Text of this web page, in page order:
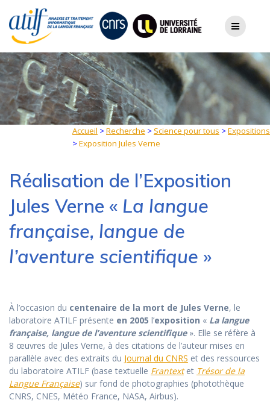
content
Accueil >Recherche >Science pour tous >Expositions
>Exposition Jules Verne
Réalisation de l’Exposition
Jules Verne « La langue
française, langue de
l’aventure scientifique »
À l’occasion du centenaire de la mort de Jules Verne, le
laboratoire ATILF présente en 2005 l’exposition « La langue
française, langue de l’aventure scientifique». Elle se réfère à
8 œuvres de Jules Verne, à des citations de l’auteur mises en
parallèle avec des extraits du Journal du CNRS et des ressources
du laboratoire ATILF (base textuelle Frantextet Trésor de la
Langue Française) sur fond de photographies (photothèque
CNRS, CNES, Météo France, NASA, Airbus).